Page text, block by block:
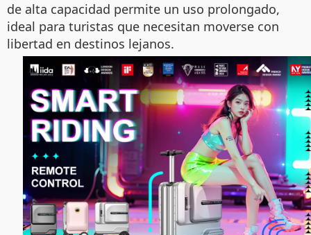
de alta capacidad permite un uso prolongado,
ideal para turistas que necesitan moverse con
libertad en destinos lejanos.